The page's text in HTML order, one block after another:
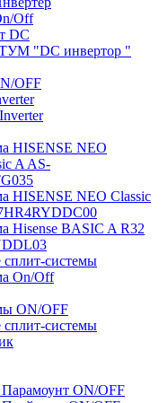
Off
DC
"DC инвертор "
OFF
HISENSE NEO
A AS-
HISENSE NEO Classic
Hisense BASIC A R32
системы
On/Off
ON/OFF
системы
ON/OFF